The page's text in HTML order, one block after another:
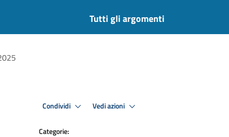
Tutti gli argomenti
Condividi Vedi azioni
Categorie: